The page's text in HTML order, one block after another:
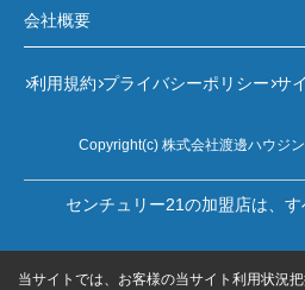
会社概要
利用規約 プライバシーポリシー サ
Copyright(c) 株式会社渡邊ハウジ
センチュリー21の加盟店は、す
当サイトでは、お客様の当サイト利用状況